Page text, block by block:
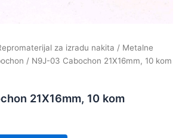
za izradu nakita / Metalne
/ N9J-03 Cabochon 21X16mm, 10 kom
21X16mm, 10 kom